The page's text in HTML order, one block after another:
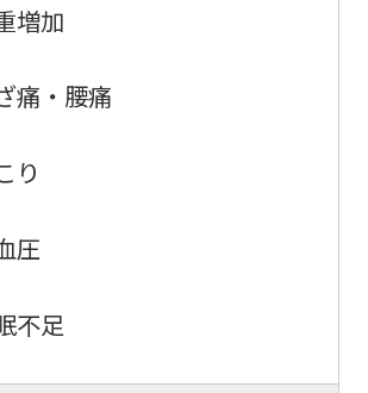
増加
痛・腰痛
り
圧
不足